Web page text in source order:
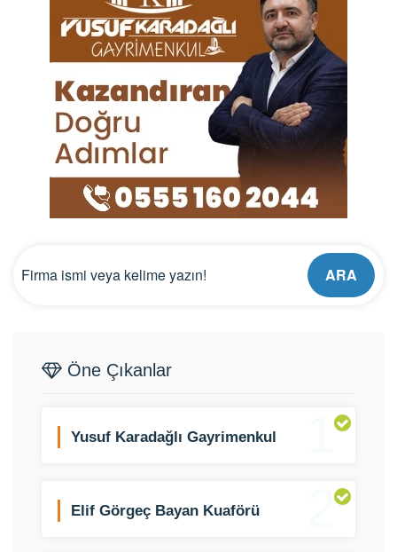
ARA
Öne Çıkanlar
1
Yusuf Karadağlı Gayrimenkul
2
Elif Görgeç Bayan Kuaförü